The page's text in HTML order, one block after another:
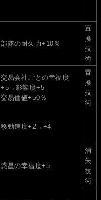
部隊の耐久力+10％
置
換
技
術
交易会社ごとの幸福度
+5→影響度+5
交易価値+50％
置
換
技
術
移動速度+2→+4
惑星の幸福度+5
消
失
技
術